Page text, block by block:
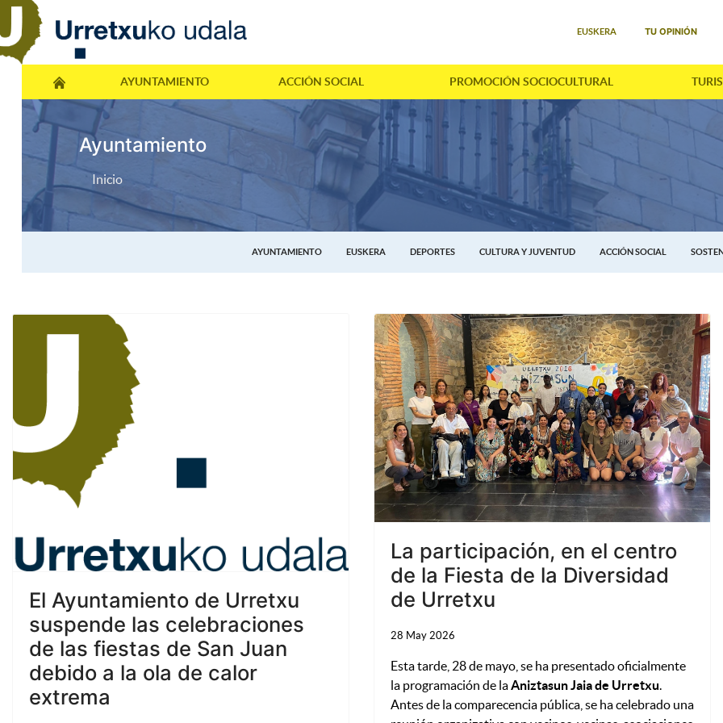
EUSKERA TU OPINIÓN
AYUNTAMIENTO ACCIÓN SOCIAL PROMOCIÓN SOCIOCULTURAL
Ayuntamiento
Inicio
AYUNTAMIENTO EUSKERA DEPORTES CULTURA Y JUVENTUD ACCIÓN SOCIAL
El Ayuntamiento de Urretxu
suspende las celebraciones
de las fiestas de San Juan
debido a la ola de calor
extrema
La participación, en el centro
de la Fiesta de la Diversidad
de Urretxu
28 May 2026
Esta tarde, 28 de mayo, se ha presentado oficialmente
la programación de laAniztasun Jaia de Urretxu.
Antes de la comparecencia pública, se ha celebrado una